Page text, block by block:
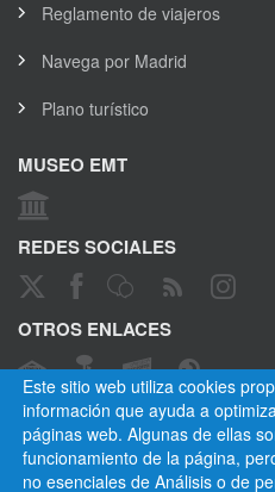
Este sitio web utiliza cookies
información que ayuda a
páginas web. Algunas de ellas
funcionamiento de la página,
no esenciales de Análisis o de
Reglamento de viajeros
Navega por Madrid
Plano turístico
MUSEO EMT
REDES SOCIALES
OTROS ENLACES
CANAL ÉTICO